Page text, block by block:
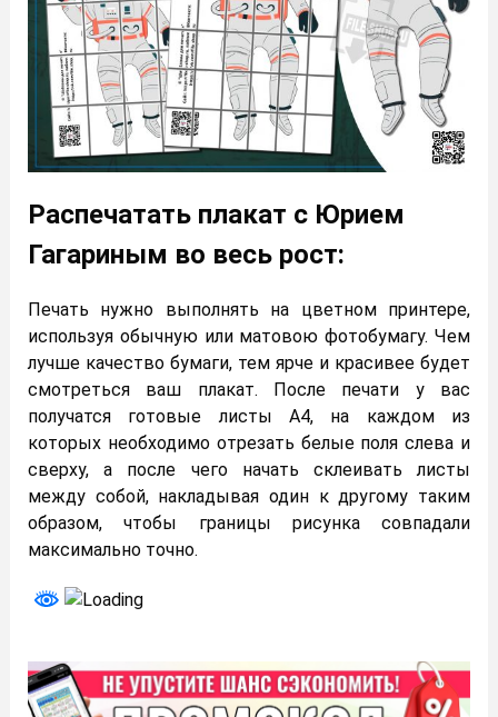
Распечатать плакат с Юрием
Гагариным во весь рост:
Печать нужно выполнять на цветном принтере,
используя обычную или матовою фотобумагу. Чем
лучше качество бумаги, тем ярче и красивее будет
смотреться ваш плакат. После печати у вас
получатся готовые листы А4, на каждом из
которых необходимо отрезать белые поля слева и
сверху, а после чего начать склеивать листы
между собой, накладывая один к другому таким
образом, чтобы границы рисунка совпадали
максимально точно.